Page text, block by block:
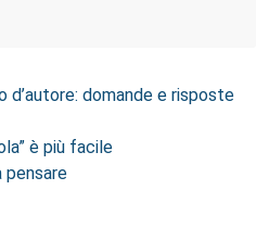
domande e risposte
è più facile
pensare